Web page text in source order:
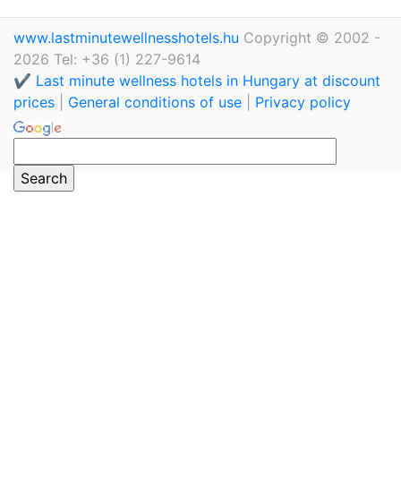
www.lastminutewellnesshotels.hu Copyright © 2002 -
2026 Tel: +36 (1) 227-9614
✔️ Last minute wellness hotels in Hungary at discount
prices
General conditions of use Privacy policy